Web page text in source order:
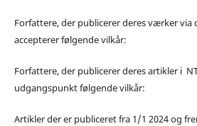
Forfattere, der publicerer deres værker via
accepterer følgende vilkår:
Forfattere, der publicerer deres artikler i
udgangspunkt følgende vilkår:
Artikler der er publiceret fra 1/1 2024 og